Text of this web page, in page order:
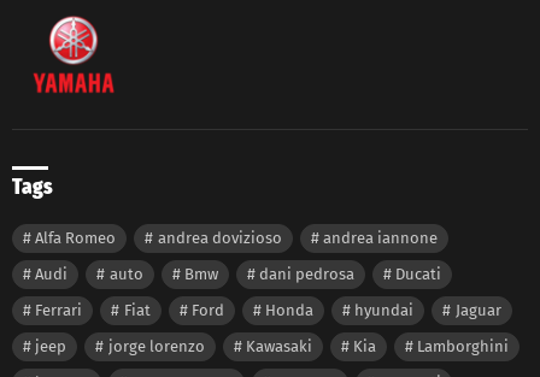
Tags
Alfa Romeo andrea dovizioso
andrea iannone
Audi
auto Bmw dani pedrosa
Ducati
Ferrari
Fiat Ford Honda hyundai
Jaguar
jeep
jorge lorenzo Kawasaki Kia
Lamborghini